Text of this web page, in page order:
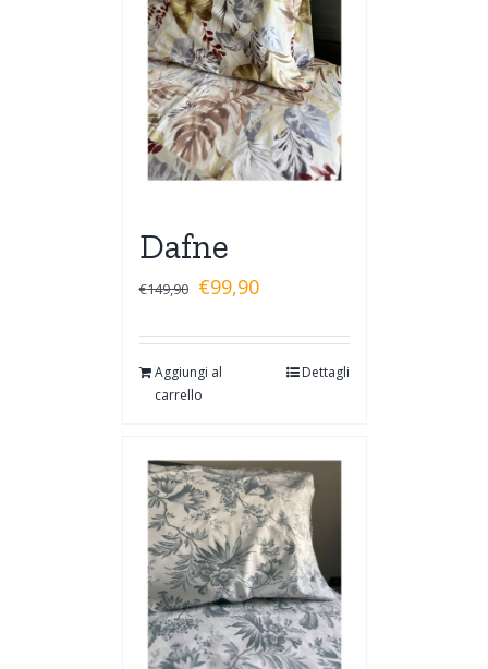
Dafne
€149,90 €99,90
Aggiungi al
carrello
Dettagli